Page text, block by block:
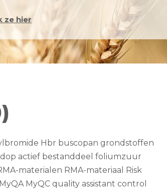
ze hier
Hbr buscopan grondstoffen
actief bestanddeel foliumzuur
materialen RMA-materiaal Risk
MyQC quality assistant control